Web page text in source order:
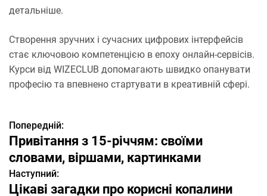
детальніше.
Створення зручних і сучасних цифрових інтерфейсів
стає ключовою компетенцією в епоху онлайн-сервісів.
Курси від WIZECLUB допомагають швидко опанувати
професію та впевнено стартувати в креативній сфері.
Н
а
в
Попередній:
Привітання з 15-річчям: своїми
словами, віршами, картинками
Наступний:
Цікаві загадки про корисні копалини